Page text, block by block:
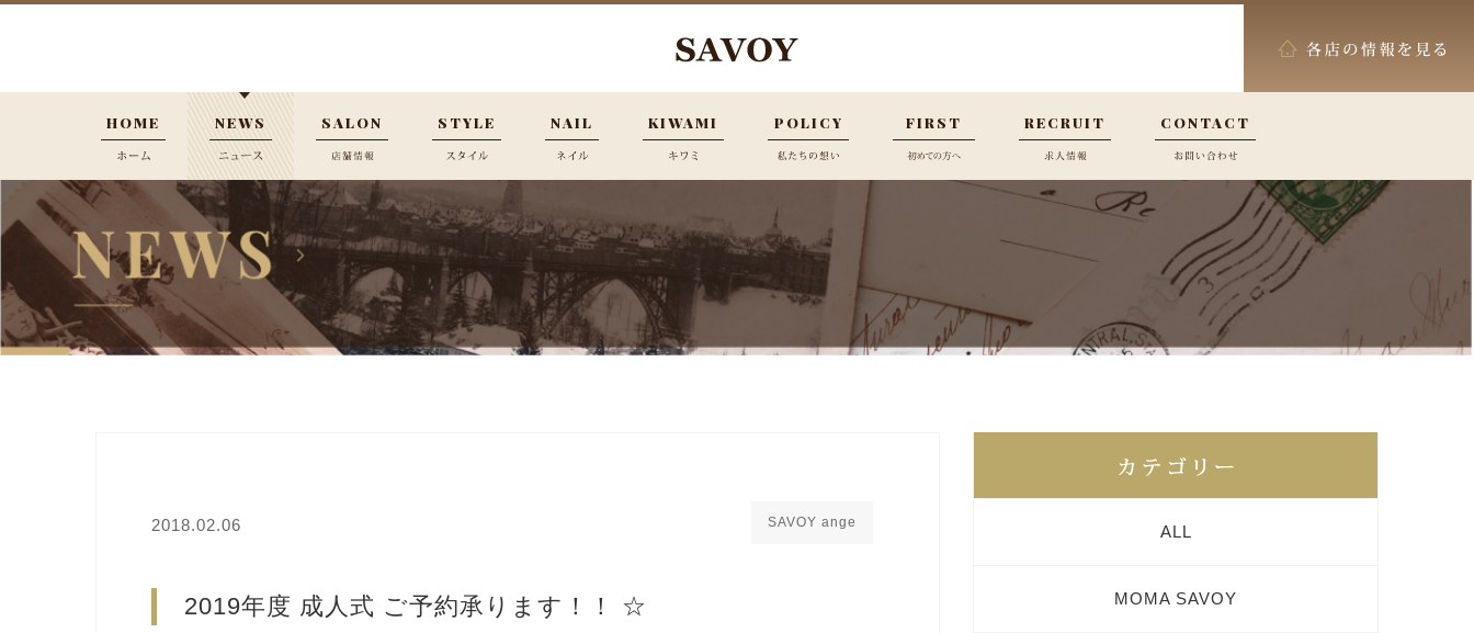
HOME NEWS SALON STYLE NAIL KIWAMI POLICY FIRST RECRUIT CONTACT
2018.02.06 SAVOY ange
2019年度 成人式 ご予約承ります！！ ☆
ALL
MOMA SAVOY